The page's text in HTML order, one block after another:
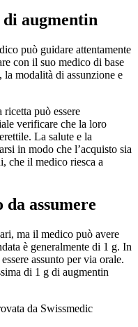
augmentin
può guidare attentamente
con il suo medico di base
modalità di assunzione e
ricetta può essere
verificare che la loro
La salute e la
in modo che l’acquisto sia
che il medico riesca a
assumere
ma il medico può avere
è generalmente di 1 g. In
assunto per via orale.
di 1 g di augmentin
da Swissmedic